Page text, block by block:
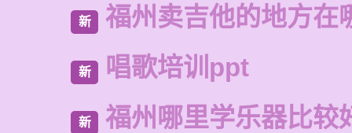
新 福州卖吉他的地方在
新 唱歌培训ppt
新 福州哪里学乐器比较